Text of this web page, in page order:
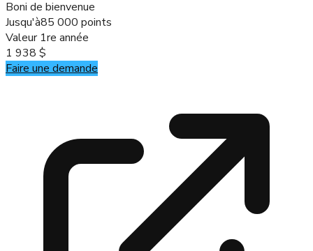
Boni de bienvenue
Jusqu'à85 000 points
Valeur 1re année
1 938 $
Faire une demande